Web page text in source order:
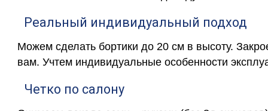
Реальный индивидуальный подход
Можем сделать бортики до 20 см в высоту.
вам. Учтем индивидуальные особенности
Четко по салону